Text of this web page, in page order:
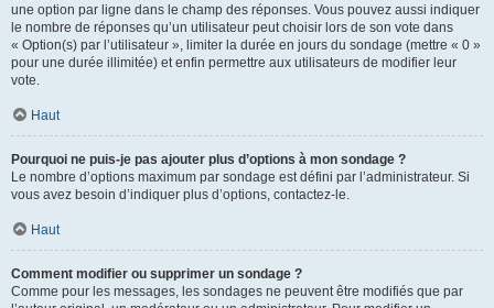
une option par ligne dans le champ des réponses. Vous pouvez aussi indiquer
le nombre de réponses qu’un utilisateur peut choisir lors de son vote dans
« Option(s) par l’utilisateur », limiter la durée en jours du sondage (mettre « 0 »
pour une durée illimitée) et enfin permettre aux utilisateurs de modifier leur
vote.
Haut
Pourquoi ne puis-je pas ajouter plus d’options à mon sondage ?
Le nombre d’options maximum par sondage est défini par l’administrateur. Si
vous avez besoin d’indiquer plus d’options, contactez-le.
Haut
Comment modifier ou supprimer un sondage ?
Comme pour les messages, les sondages ne peuvent être modifiés que par